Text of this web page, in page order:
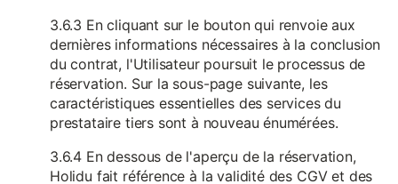
3.6.3 En cliquant sur le bouton qui renvoie aux
dernières informations nécessaires à la conclusion
du contrat, l'Utilisateur poursuit le processus de
réservation. Sur la sous-page suivante, les
caractéristiques essentielles des services du
prestataire tiers sont à nouveau énumérées.
3.6.4 En dessous de l'aperçu de la réservation,
Holidu fait référence à la validité des CGV et des